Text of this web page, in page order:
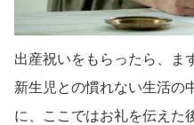
出産祝いをもらったら、ま
新生児との慣れない生活の
に、ここではお礼を伝えた